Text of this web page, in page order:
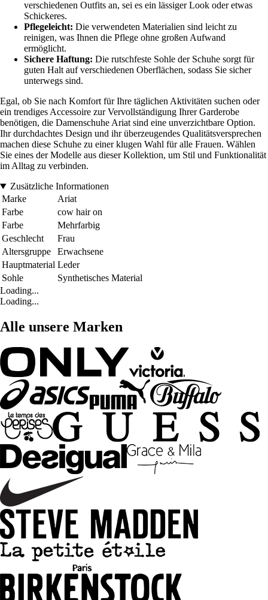
verschiedenen Outfits an, sei es ein lässiger Look oder etwas
Schickeres.
Pflegeleicht: Die verwendeten Materialien sind leicht zu
reinigen, was Ihnen die Pflege ohne großen Aufwand
ermöglicht.
Sichere Haftung: Die rutschfeste Sohle der Schuhe sorgt für
guten Halt auf verschiedenen Oberflächen, sodass Sie sicher
unterwegs sind.
Egal, ob Sie nach Komfort für Ihre täglichen Aktivitäten suchen oder
ein trendiges Accessoire zur Vervollständigung Ihrer Garderobe
benötigen, die Damenschuhe Ariat sind eine unverzichtbare Option.
Ihr durchdachtes Design und ihr überzeugendes Qualitätsversprechen
machen diese Schuhe zu einer klugen Wahl für alle Frauen. Wählen
Sie eines der Modelle aus dieser Kollektion, um Stil und Funktionalität
im Alltag zu verbinden.
Zusätzliche Informationen
Marke
Ariat
Farbe
cow hair on
Farbe
Mehrfarbig
Geschlecht
Frau
Altersgruppe
Erwachsene
Hauptmaterial Leder
Sohle
Synthetisches Material
Loading...
Loading...
Alle unsere Marken